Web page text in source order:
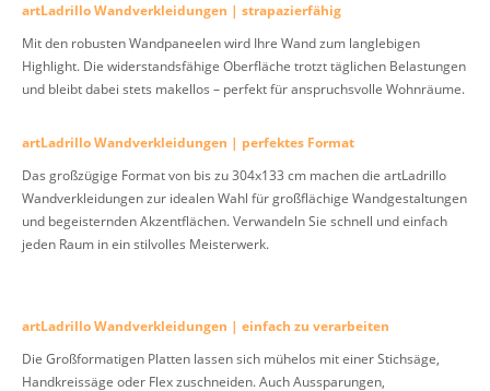
artLadrillo Wandverkleidungen | strapazierfähig
Mit den robusten Wandpaneelen wird Ihre Wand zum langlebigen
Highlight. Die widerstandsfähige Oberfläche trotzt täglichen Belastungen
und bleibt dabei stets makellos – perfekt für anspruchsvolle Wohnräume.
artLadrillo Wandverkleidungen | perfektes Format
Das großzügige Format von bis zu 304x133 cm machen die artLadrillo
Wandverkleidungen zur idealen Wahl für großflächige Wandgestaltungen
und begeisternden Akzentflächen. Verwandeln Sie schnell und einfach
jeden Raum in ein stilvolles Meisterwerk.
artLadrillo Wandverkleidungen | einfach zu verarbeiten
Die Großformatigen Platten lassen sich mühelos mit einer Stichsäge,
Handkreissäge oder Flex zuschneiden. Auch Aussparungen,